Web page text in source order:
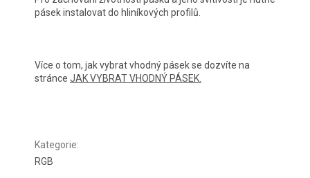
pásek instalovat do hliníkových profilů.
Více o tom, jak vybrat vhodný pásek se dozvíte na
stránce JAK VYBRAT VHODNÝ PÁSEK.
Kategorie:
RGB